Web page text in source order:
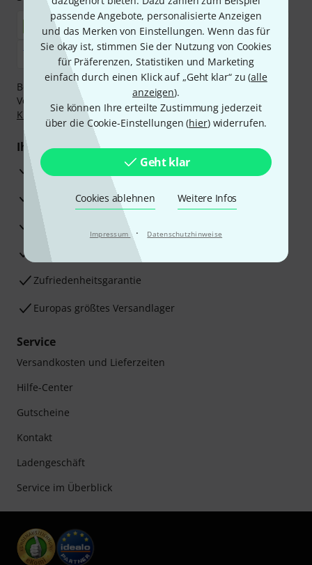
passende Angebote, personalisierte Anzeigen
und das Merken von Einstellungen. Wenn das für
Sie okay ist, stimmen Sie der Nutzung von Cookies
für Präferenzen, Statistiken und Marketing
einfach durch einen Klick auf „Geht klar“ zu (alle
anzeigen).
Sie können Ihre erteilte Zustimmung jederzeit
über die Cookie-Einstellungen (hier) widerrufen.
Geht klar
Cookies ablehnen Weitere Infos
Impressum · Datenschutzhinweise
Bezahlen Sie vertraulich und sicher per Nachnahme,
Vorkasse, PayPal, Amazon Pay,Klarna Sofort bezahlen
Klarna Ratenzahlungoder Kreditkarte.
Ihre Vorteile
3 Jahre Thomann Garantie
30 Tage Money-Back-Garantie
Beratung durch Fachexperten
Zufriedenheitsgarantie
Europas größtes Versandlager
Service
Versandkosten und Lieferzeiten
Hilfe-Center
Gutscheine
Kontakt
Ladengeschäft
Service im Überblick